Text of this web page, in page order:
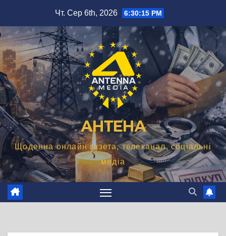
вмісту
Чт. Сер 6th, 2026 6:30:16 PM
АНТЕНА
Щоденна онлайн газета, телеканал, соціальні
медіа